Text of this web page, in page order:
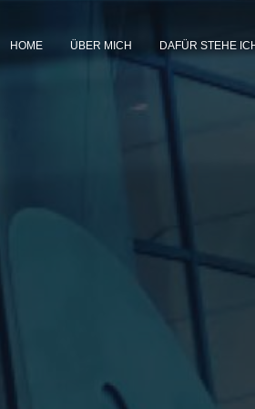
HOME ÜBER MICH DAFÜR STEHE